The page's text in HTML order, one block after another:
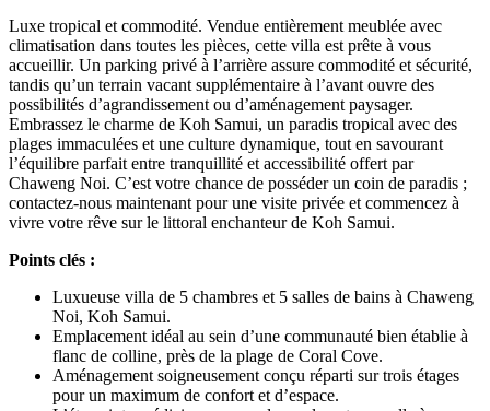
Luxe tropical et commodité. Vendue entièrement meublée avec
climatisation dans toutes les pièces, cette villa est prête à vous
accueillir. Un parking privé à l’arrière assure commodité et sécurité,
tandis qu’un terrain vacant supplémentaire à l’avant ouvre des
possibilités d’agrandissement ou d’aménagement paysager.
Embrassez le charme de Koh Samui, un paradis tropical avec des
plages immaculées et une culture dynamique, tout en savourant
l’équilibre parfait entre tranquillité et accessibilité offert par
Chaweng Noi. C’est votre chance de posséder un coin de paradis ;
contactez-nous maintenant pour une visite privée et commencez à
vivre votre rêve sur le littoral enchanteur de Koh Samui.
Points clés :
Luxueuse villa de 5 chambres et 5 salles de bains à Chaweng
Noi, Koh Samui.
Emplacement idéal au sein d’une communauté bien établie à
flanc de colline, près de la plage de Coral Cove.
Aménagement soigneusement conçu réparti sur trois étages
pour un maximum de confort et d’espace.